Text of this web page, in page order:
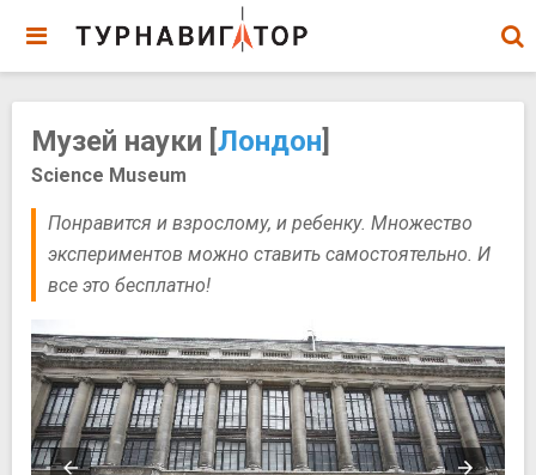
Музей науки [Лондон]
Science Museum
Понравится и взрослому, и ребенку. Множество
экспериментов можно ставить самостоятельно. И
все это бесплатно!